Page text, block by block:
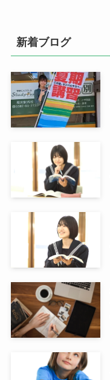
新着ブログ